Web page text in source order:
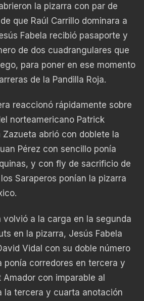
la pizarra con par de
que Raúl Carrillo dominara a
Fabela recibió pasaporte y
de dos cuadrangulares que
para poner en ese momento
de la Pandilla Roja.
reaccionó rápidamente sobre
norteamericano Patrick
abrió con doblete la
Pérez con sencillo ponía
y con fly de sacrificio de
Saraperos ponían la pizarra
volvió a la carga en la segunda
en la pizarra, Jesús Fabela
Vidal con su doble número
ponía corredores en tercera y
con imparable al
la tercera y cuarta anotación